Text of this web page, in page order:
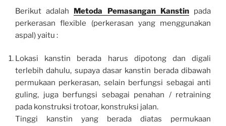
Berikut adalah Metoda Pemasangan Kanstinpada
perkerasan flexible (perkerasan yang menggunakan
aspal) yaitu :
Lokasi kanstin berada harus dipotong dan digali
terlebih dahulu, supaya dasar kanstin berada dibawah
permukaan perkerasan, selain berfungsi sebagai anti
guling, juga berfungsi sebagai penahan / retraining
pada konstruksi trotoar, konstruksi jalan.
Tinggi kanstin yang berada diatas permukaan